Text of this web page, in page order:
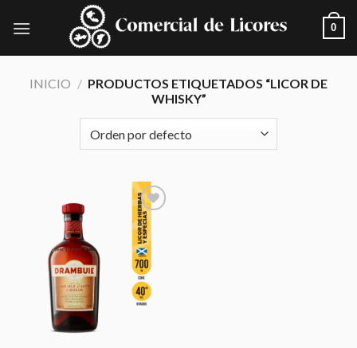
0
INICIO / PRODUCTOS ETIQUETADOS “LICOR DE
WHISKY”
Añadir
a la
lista de
deseos